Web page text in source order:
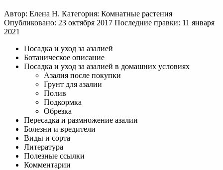
Автор: Елена Н. Категория: Комнатные растения
Опубликовано: 23 октября 2017 Последние правки: 11 января
2021
Посадка и уход за азалией
Ботаническое описание
Посадка и уход за азалией в домашних условиях
Азалия после покупки
Грунт для азалии
Полив
Подкормка
Обрезка
Пересадка и размножение азалии
Болезни и вредители
Виды и сорта
Литература
Полезные ссылки
Комментарии